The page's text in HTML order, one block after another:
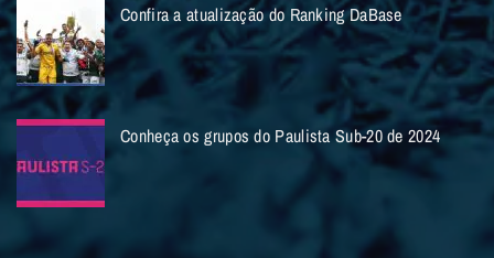
Confira a atualização do Ranking DaBase
Conheça os grupos do Paulista Sub-20 de 2024